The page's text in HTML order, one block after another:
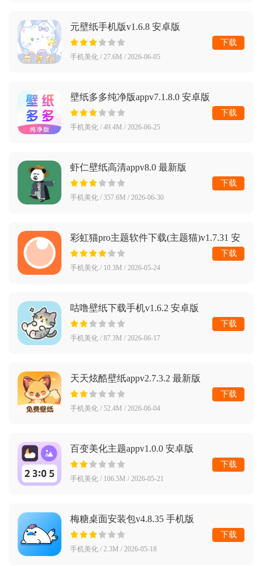
元壁纸手机版v1.6.8 安卓版
手机美化 / 27.6M / 2026-06-05
下载
壁纸多多纯净版appv7.1.8.0 安卓版
手机美化 / 49.4M / 2026-06-25
下载
虾仁壁纸高清appv8.0 最新版
手机美化 / 357.6M / 2026-06-30
下载
彩虹猫pro主题软件下载(主题猫)v1.7.31 安
卓版
手机美化 / 10.3M / 2026-05-24
下载
咕噜壁纸下载手机v1.6.2 安卓版
手机美化 / 87.3M / 2026-06-17
下载
天天炫酷壁纸appv2.7.3.2 最新版
手机美化 / 52.4M / 2026-06-04
下载
百变美化主题appv1.0.0 安卓版
手机美化 / 106.5M / 2026-05-21
下载
梅糖桌面安装包v4.8.35 手机版
手机美化 / 2.3M / 2026-05-18
下载